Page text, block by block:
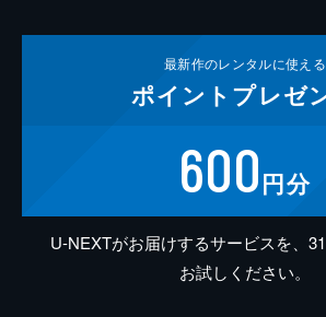
最新作のレンタルに使える
ポイント プレゼ
600円分
U-NEXTがお届けするサービスを、
お試しください。